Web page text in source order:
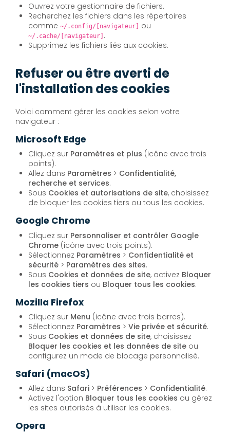
Ouvrez votre gestionnaire de fichiers.
Recherchez les fichiers dans les répertoires
comme~/.config/[navigateur] ou
~/.cache/[navigateur] .
Supprimez les fichiers liés aux cookies.
Refuser ou être averti de
l'installation des cookies
Voici comment gérer les cookies selon votre
navigateur :
Microsoft Edge
Cliquez sur Paramètres et plus (icône avec trois
points).
Allez dans Paramètres > Confidentialité,
recherche et services.
Sous Cookies et autorisations de site, choisissez
de bloquer les cookies tiers ou tous les cookies.
Google Chrome
Cliquez sur Personnaliser et contrôler Google
Chrome (icône avec trois points).
Sélectionnez Paramètres > Confidentialité et
sécurité > Paramètres des sites.
Sous Cookies et données de site, activez Bloquer
les cookies tiers ou Bloquer tous les cookies.
Mozilla Firefox
Cliquez sur Menu (icône avec trois barres).
Sélectionnez Paramètres >Vie privée et sécurité.
Sous Cookies et données de site, choisissez
Bloquer les cookies et les données de site ou
configurez un mode de blocage personnalisé.
Safari (macOS)
Allez dans Safari > Préférences > Confidentialité.
Activez l'option Bloquer tous les cookies ou gérez
les sites autorisés à utiliser les cookies.
Opera